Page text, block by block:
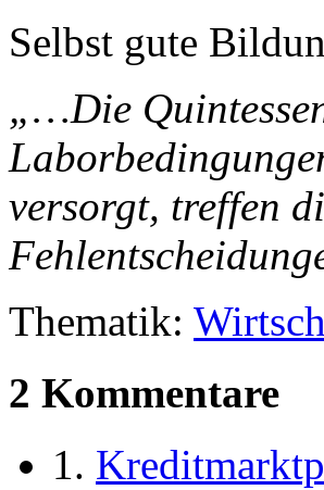
Selbst gute
„…Die
versorgt, treffen
Thematik:
2 Kommentare
1.